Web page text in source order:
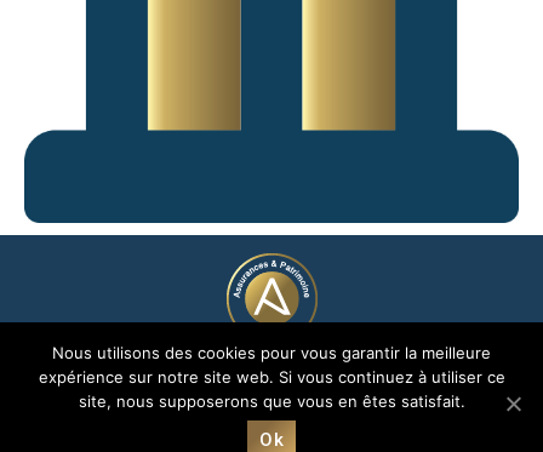
© 2005 - 2026
Groupe Avenir Assurances et Patrimoine | CréationGrafics
Communication
| Avenir© marque déposée jusqu’en
Nous utilisons des cookies pour vous garantir la meilleure
expérience sur notre site web. Si vous continuez à utiliser ce
site, nous supposerons que vous en êtes satisfait.
Ok